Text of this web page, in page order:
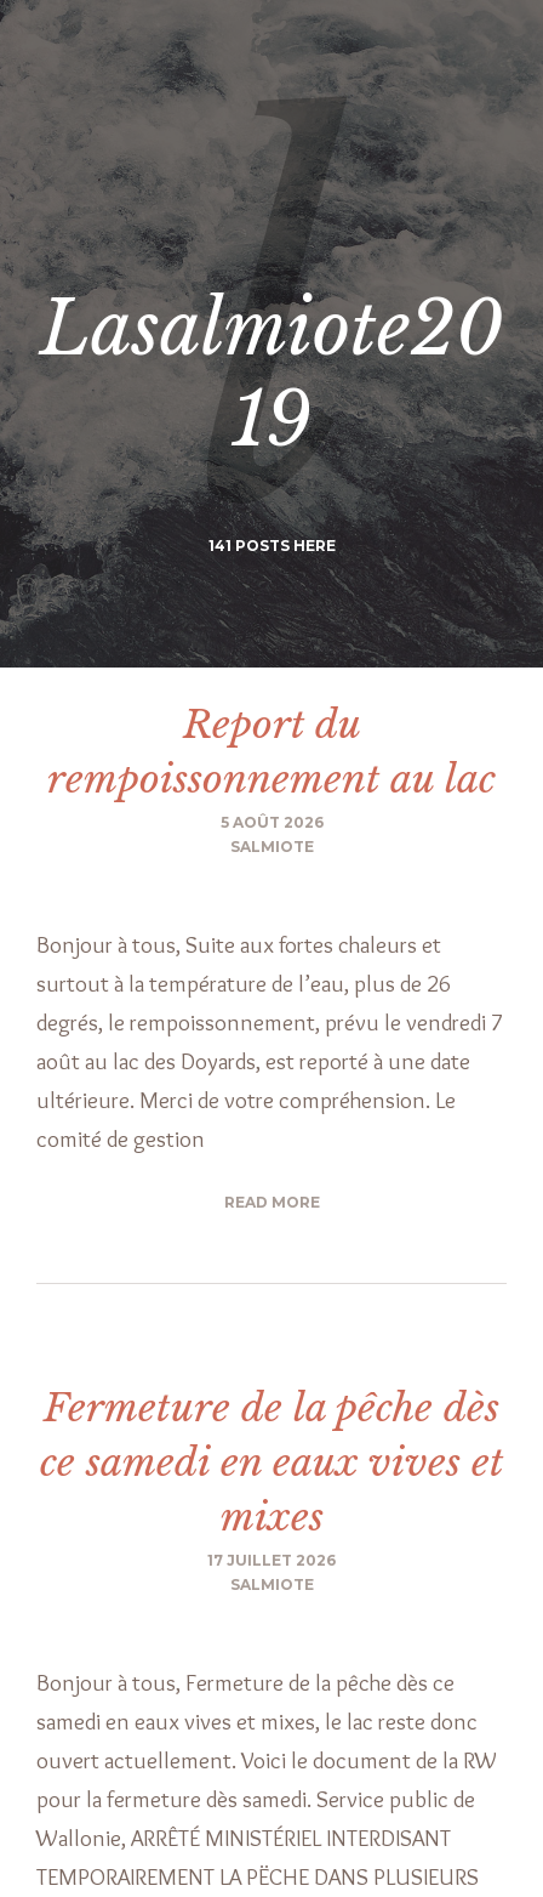
Lasalmiote20
19
141 POSTS HERE
Report du
rempoissonnement au lac
5 AOÛT 2026
SALMIOTE
Bonjour à tous, Suite aux fortes chaleurs et
surtout à la température de l’eau, plus de 26
degrés, le rempoissonnement, prévu le vendredi 7
août au lac des Doyards, est reporté à une date
ultérieure. Merci de votre compréhension. Le
comité de gestion
READ MORE
Fermeture de la pêche dès
ce samedi en eaux vives et
mixes
17 JUILLET 2026
SALMIOTE
Bonjour à tous, Fermeture de la pêche dès ce
samedi en eaux vives et mixes, le lac reste donc
ouvert actuellement. Voici le document de la RW
pour la fermeture dès samedi. Service public de
Wallonie, ARRÊTÉ MINISTÉRIEL INTERDISANT
TEMPORAIREMENT LA PËCHE DANS PLUSIEURS